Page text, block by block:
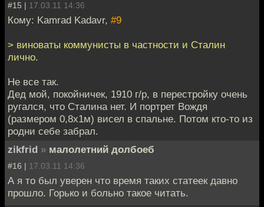
#15 | 17.03.11 14:36
Кому: Kamrad Kadavr, #9
> виноваты коммунисты в частности и Сталин
лично.
Не все так.
Дед мой, покойничек, 1910 г/р, в перестройку очень
ругался, что Сталина нет. И портрет Вождя
(размером 0,8х1м) висел в спальне. Потом кто-то из
родни себе забрал.
zikfrid » малолетний долбоеб
#16 | 17.03.11 14:36
А я то был уверен что время таких статеек давно
прошло. Горько и больно такое читать.